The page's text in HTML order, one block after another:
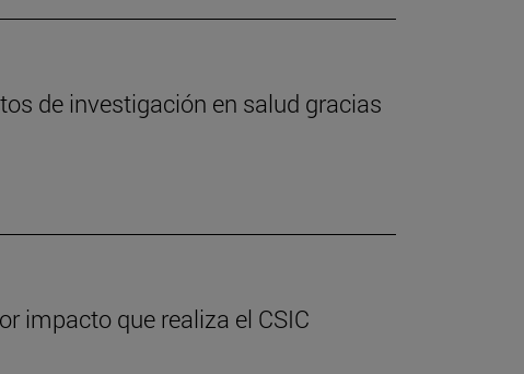
de investigación en salud gracias
impacto que realiza el CSIC